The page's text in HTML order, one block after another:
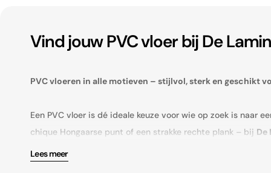
Vind jouw PVC vloer bij De
PVC vloeren in alle motieven – stijlvol, sterk en geschikt
Een PVC vloer is dé ideale keuze voor wie op zoek is naar
chique Hongaarse punt of een strakke rechte plank – bij De
Onze collectie is zorgvuldig samengesteld en bevat
Lees meer